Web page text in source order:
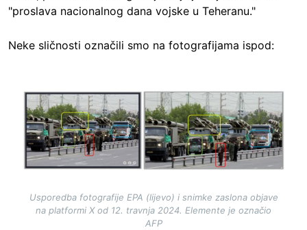
"proslava nacionalnog dana vojske u Teheranu."
Neke sličnosti označili smo na fotografijama ispod:
Image
Usporedba fotografije EPA (lijevo) i snimke zaslona objave
na platformi X od 12. travnja 2024. Elemente je označio
AFP